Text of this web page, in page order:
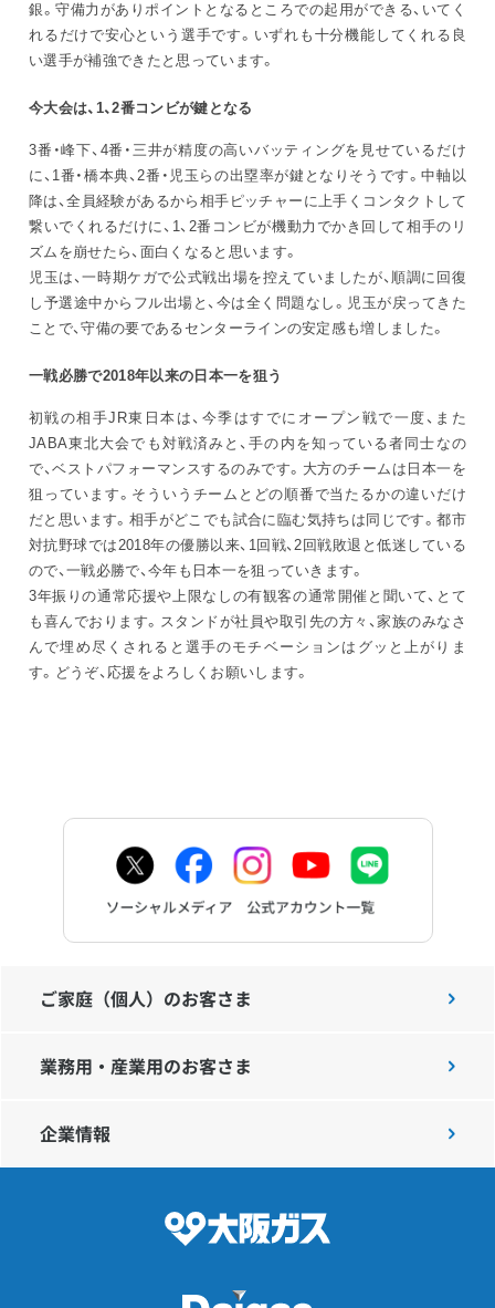
銀。守備力がありポイントとなるところでの起用ができる、いてく
れるだけで安心という選手です。いずれも十分機能してくれる良
い選手が補強できたと思っています。
今大会は、1、2番コンビが鍵となる
3番・峰下、4番・三井が精度の高いバッティングを見せているだけ
に、1番・橋本典、2番・児玉らの出塁率が鍵となりそうです。中軸以
降は、全員経験があるから相手ピッチャーに上手くコンタクトして
繋いでくれるだけに、1、2番コンビが機動力でかき回して相手のリ
ズムを崩せたら、面白くなると思います。
児玉は、一時期ケガで公式戦出場を控えていましたが、順調に回復
し予選途中からフル出場と、今は全く問題なし。児玉が戻ってきた
ことで、守備の要であるセンターラインの安定感も増しました。
一戦必勝で2018年以来の日本一を狙う
初戦の相手JR東日本は、今季はすでにオープン戦で一度、また
JABA東北大会でも対戦済みと、手の内を知っている者同士なの
で、ベストパフォーマンスするのみです。大方のチームは日本一を
狙っています。そういうチームとどの順番で当たるかの違いだけ
だと思います。相手がどこでも試合に臨む気持ちは同じです。都市
対抗野球では2018年の優勝以来、1回戦、2回戦敗退と低迷している
ので、一戦必勝で、今年も日本一を狙っていきます。
3年振りの通常応援や上限なしの有観客の通常開催と聞いて、とて
も喜んでおります。スタンドが社員や取引先の方々、家族のみなさ
んで埋め尽くされると選手のモチベーションはグッと上がりま
す。どうぞ、応援をよろしくお願いします。
ご家庭（個人）のお客さま
業務用・産業用のお客さま
企業情報